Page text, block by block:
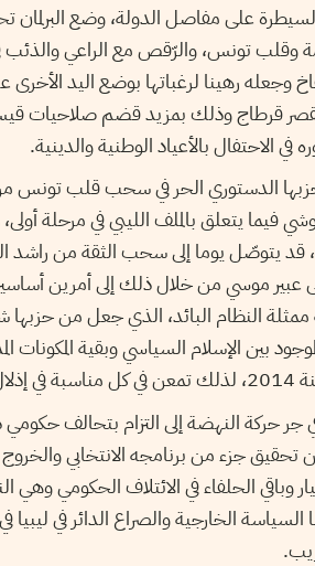
على مفاصل الدولة، وضع البرلمان
وقلب تونس، والرّقص مع الراعي
وجعله رهينا لرغباتها بوضع اليد
بقصر قرطاج وذلك بمزيد قضم صلاحيات
الاحتفال بالأعياد الوطنية والدينية.
الدستوري الحر في سحب قلب تونس
فيما يتعلق بالملف الليبي في مرحلة
قد يتوصّل يوما إلى سحب الثقة من
موسي من خلال ذلك إلى أمرين
النظام البائد، الذي جعل من
بين الإسلام السياسي وبقية المكونات
جر حركة النهضة إلى التزام بتحالف
تحقيق جزء من برنامجه الانتخابي
وباقي الحلفاء في الائتلاف الحكومي وهي
الخارجية والصراع الدائر في ليبيا